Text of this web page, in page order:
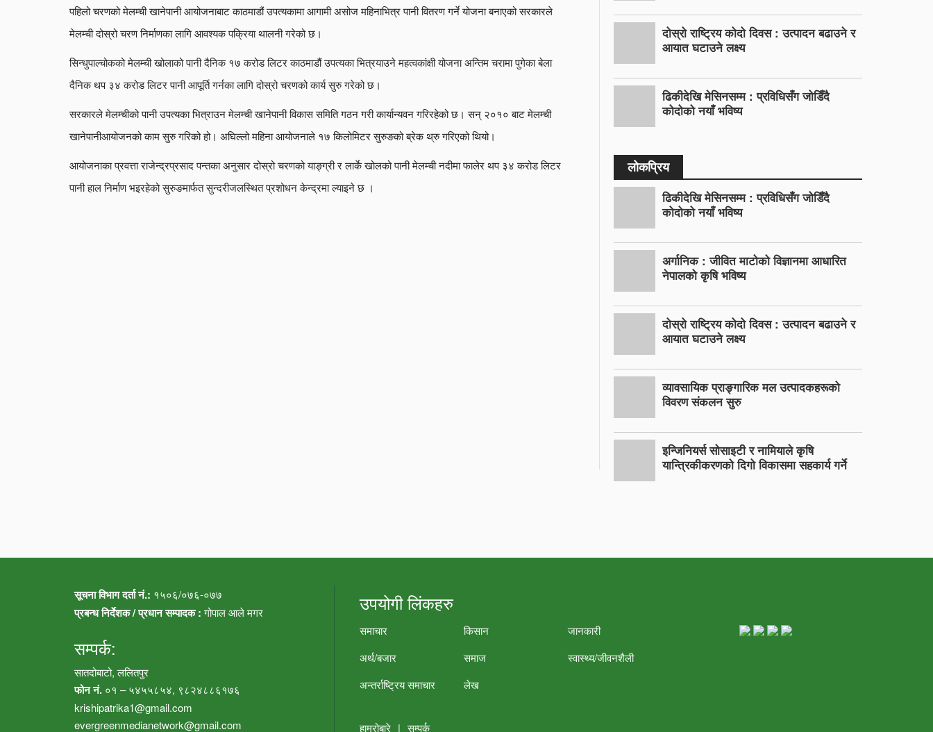
पहिलो चरणको मेलम्ची खानेपानी आयोजनाबाट काठमाडौं उपत्यकामा आगामी असोज महिनाभित्र पानी वितरण गर्ने योजना बनाएको सरकारले
मेलम्ची दोस्रो चरण निर्माणका लागि आवश्यक पक्रिया थालनी गरेको छ।
सिन्धुपाल्चोकको मेलम्ची खोलाको पानी दैनिक १७ करोड लिटर काठमाडौं उपत्यका भित्रयाउने महत्वकांक्षी योजना अन्तिम चरामा पुगेका बेला
दैनिक थप ३४ करोड लिटर पानी आपूर्ति गर्नका लागि दोस्रो चरणको कार्य सुरु गरेको छ।
सरकारले मेलम्चीको पानी उपत्यका भित्राउन मेलम्ची खानेपानी विकास समिति गठन गरी कार्यान्यवन गरिरहेको छ। सन् २०१० बाट मेलम्ची
खानेपानीआयोजनको काम सुरु गरिको हो। अघिल्लो महिना आयोजनाले १७ किलोमिटर सुरुङको ब्रेक थ्रु गरिएको थियो।
आयोजनाका प्रवत्ता राजेन्द्रप्रसाद पन्तका अनुसार दोस्रो चरणको याङ्ग्री र लार्के खोलको पानी मेलम्ची नदीमा फालेर थप ३४ करोड लिटर
पानी हाल निर्माण भइरहेको सुरुङमार्फत सुन्दरीजलस्थित प्रशोधन केन्द्रमा ल्याइने छ ।
दोस्रो राष्ट्रिय कोदो दिवस : उत्पादन बढाउने र
आयात घटाउने लक्ष्य
ढिकीदेखि मेसिनसम्म : प्रविधिसँग जोडिँदै
कोदोको नयाँ भविष्य
लोकप्रिय
ढिकीदेखि मेसिनसम्म : प्रविधिसँग जोडिँदै
कोदोको नयाँ भविष्य
अर्गानिक : जीवित माटोको विज्ञानमा आधारित
नेपालको कृषि भविष्य
दोस्रो राष्ट्रिय कोदो दिवस : उत्पादन बढाउने र
आयात घटाउने लक्ष्य
व्यावसायिक प्राङ्गारिक मल उत्पादकहरूको
विवरण संकलन सुरु
इन्जिनियर्स सोसाइटी र नामियाले कृषि
यान्त्रिकीकरणको दिगो विकासमा सहकार्य गर्ने
सूचना विभाग दर्ता नं.: १५०६/०७६-०७७
प्रबन्ध निर्देशक / प्रधान सम्पादक :गोपाल आले मगर
सम्पर्क:
सातदोबाटो, ललितपुर
फोन नं. ०१ – ५४५५८५४, ९८२४८८६१७६
krishipatrika1@gmail.com
evergreenmedianetwork@gmail.com
उपयोगी लिंकहरु
समाचार किसान
जानकारी
अर्थ/बजार
समाज
स्वास्थ्य/जीवनशैली
अन्तर्राष्ट्रिय समाचार
लेख
हाम्रोबारे | सम्पर्क